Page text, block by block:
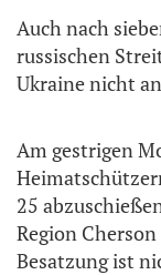
Auch nach
russischen
Ukraine nicht
Am gestrigen
25
Region
Besatzung ist